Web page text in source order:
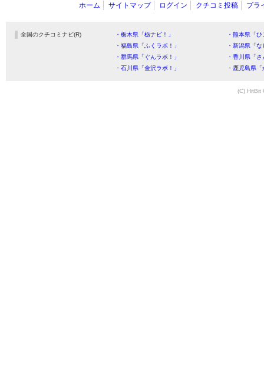
ホーム サイトマップ ログイン クチコミ投稿 プラ
全国のクチコミナビ(R) ・栃木県「栃ナビ！」
・熊本県「
・福島県「ふくラボ！」
・新潟県「
・群馬県「ぐんラボ！」
・香川県「
・石川県「金沢ラボ！」
・鹿児島県
(C) HitBit